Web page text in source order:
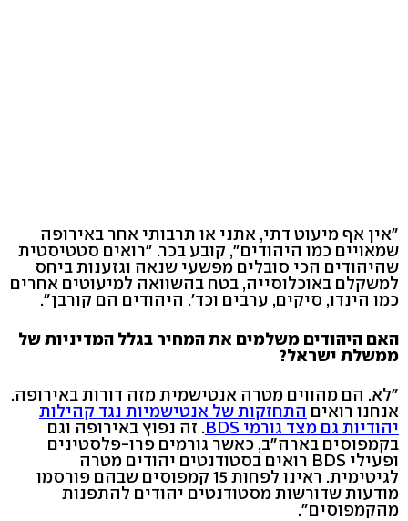
"אין אף מיעוט דתי, אתני או תרבותי אחר באירופה
שמאויים כמו היהודים", קובע בכר. "רואים סטטיסטית
שהיהודים הכי סובלים מפשעי שנאה וגזענות ביחס
למשקלם באוכלוסייה, בטח בהשוואה למיעוטים אחרים
כמו הינדו, סיקים, ערבים וכד'. היהודים הם קורבן".
האם היהודים משלמים את המחיר בגלל המדיניות של
ממשלת ישראל?
"לא. הם מהווים מטרה אנטישמית מזה דורות באירופה.
אנחנו רואים התחזקות של אנטישמיות נגד קהילות
יהודיות גם מצד גורמי BDS . זה נפוץ באירופה וגם
בקמפוסים בארה"ב, כאשר גורמים פרו-פלסטינים
ופעילי BDS רואים בסטודנטים יהודים מטרה
לגיטימית. ראינו לפחות 15 קמפוסים שבהם פורסמו
מודעות שדורשות מסטודנטים יהודים להתפנות
מהקמפוסים".